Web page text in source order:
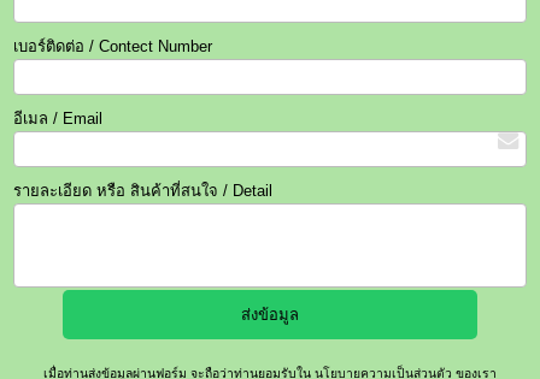
เบอร์ติดต่อ / Contect Number
อีเมล / Email
รายละเอียด หรือ สินค้าที่สนใจ / Detail
เมื่อท่านส่งข้อมูลผ่านฟอร์ม จะถือว่าท่านยอมรับในนโยบายความเป็นส่วนตัว ของเรา